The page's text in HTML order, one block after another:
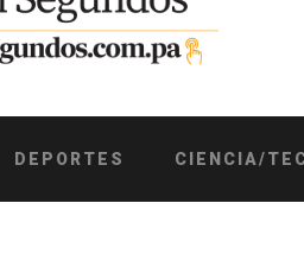
DEPORTES CIENCIA/